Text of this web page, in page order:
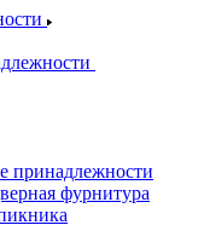
принадлежности
фурнитура